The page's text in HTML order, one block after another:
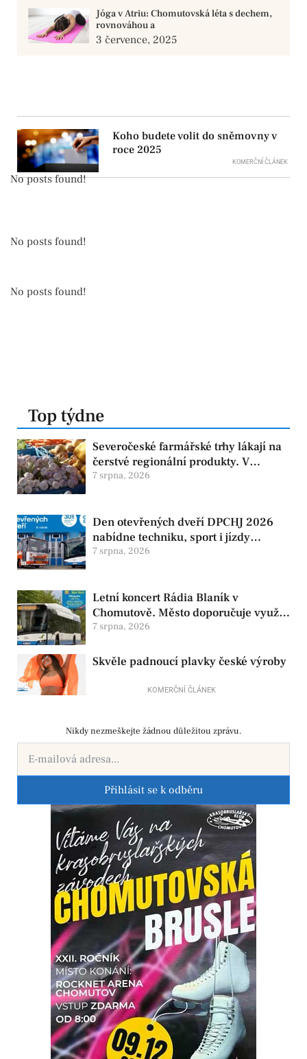
Jóga v Atriu: Chomutovská léta s dechem,
rovnováhou a
3 července, 2025
Koho budete volit do sněmovny v
roce 2025
KOMERČNÍ ČLÁNEK
No posts found!
No posts found!
No posts found!
Top týdne
Severočeské farmářské trhy lákají na
čerstvé regionální produkty. V
Chomutově se konají 8. srpna
7 srpna, 2026
Den otevřených dveří DPCHJ 2026
nabídne techniku, sport i jízdy
historickými vozy
7 srpna, 2026
Letní koncert Rádia Blaník v
Chomutově. Město doporučuje využít
MHD
7 srpna, 2026
Skvěle padnoucí plavky české výroby
KOMERČNÍ ČLÁNEK
Nikdy nezmeškejte žádnou důležitou zprávu.
Přihlásit se k odběru